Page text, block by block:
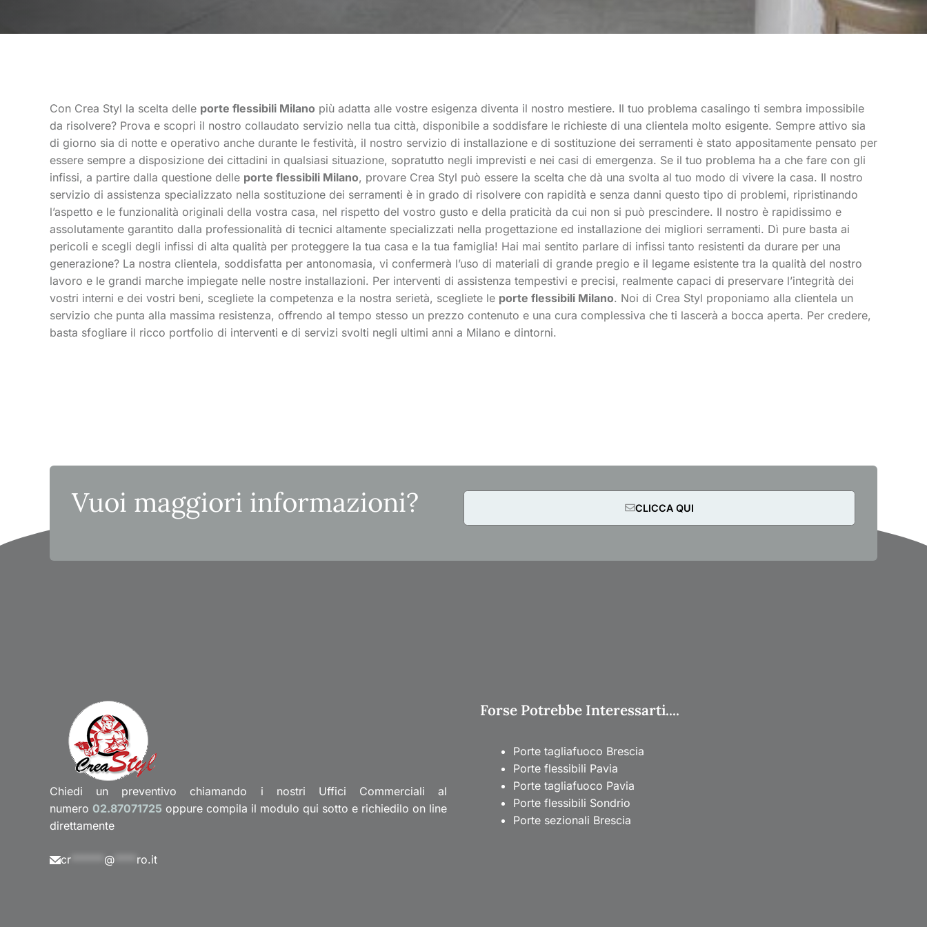
Con Crea Styl la scelta delle porte flessibili Milano più adatta alle vostre esigenza diventa il nostro mestiere. Il tuo problema casalingo ti sembra impossibile
da risolvere? Prova e scopri il nostro collaudato servizio nella tua città, disponibile a soddisfare le richieste di una clientela molto esigente. Sempre attivo sia
di giorno sia di notte e operativo anche durante le festività, il nostro servizio di installazione e di sostituzione dei serramenti è stato appositamente pensato per
essere sempre a disposizione dei cittadini in qualsiasi situazione, sopratutto negli imprevisti e nei casi di emergenza. Se il tuo problema ha a che fare con gli
infissi, a partire dalla questione delle porte flessibili Milano, provare Crea Styl può essere la scelta che dà una svolta al tuo modo di vivere la casa. Il nostro
servizio di assistenza specializzato nella sostituzione dei serramenti è in grado di risolvere con rapidità e senza danni questo tipo di problemi, ripristinando
l’aspetto e le funzionalità originali della vostra casa, nel rispetto del vostro gusto e della praticità da cui non si può prescindere. Il nostro è rapidissimo e
assolutamente garantito dalla professionalità di tecnici altamente specializzati nella progettazione ed installazione dei migliori serramenti. Dì pure basta ai
pericoli e scegli degli infissi di alta qualità per proteggere la tua casa e la tua famiglia! Hai mai sentito parlare di infissi tanto resistenti da durare per una
generazione? La nostra clientela, soddisfatta per antonomasia, vi confermerà l’uso di materiali di grande pregio e il legame esistente tra la qualità del nostro
lavoro e le grandi marche impiegate nelle nostre installazioni. Per interventi di assistenza tempestivi e precisi, realmente capaci di preservare l’integrità dei
vostri interni e dei vostri beni, scegliete la competenza e la nostra serietà, scegliete le porte flessibili Milano. Noi di Crea Styl proponiamo alla clientela un
servizio che punta alla massima resistenza, offrendo al tempo stesso un prezzo contenuto e una cura complessiva che ti lascerà a bocca aperta. Per credere,
basta sfogliare il ricco portfolio di interventi e di servizi svolti negli ultimi anni a Milano e dintorni.
Vuoi maggiori informazioni? CLICCA QUI
Chiedi un preventivo chiamando i nostri Uffici Commerciali al
numero 02.87071725 oppure compila il modulo qui sotto e richiedilo on line
direttamente
cr @ ro.it
Forse Potrebbe Interessarti....
Porte tagliafuoco Brescia
Porte flessibili Pavia
Porte tagliafuoco Pavia
Porte flessibili Sondrio
Porte sezionali Brescia